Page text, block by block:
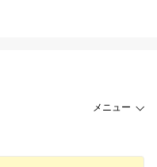
メニュー